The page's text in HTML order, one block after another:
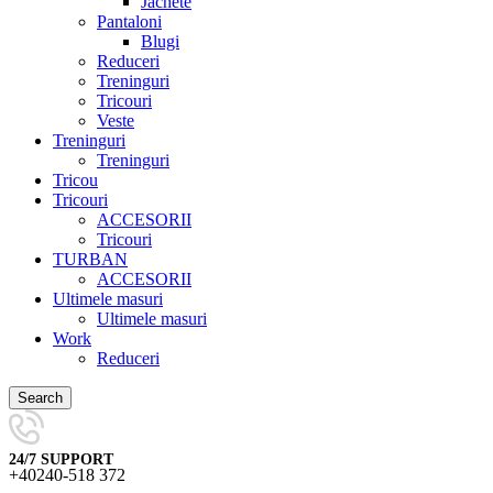
Pantaloni
Blugi
Reduceri
Treninguri
Tricouri
Veste
Treninguri
Treninguri
Tricou
Tricouri
ACCESORII
Tricouri
TURBAN
ACCESORII
Ultimele masuri
Ultimele masuri
Work
Reduceri
Search
24/7 SUPPORT
+40240-518 372